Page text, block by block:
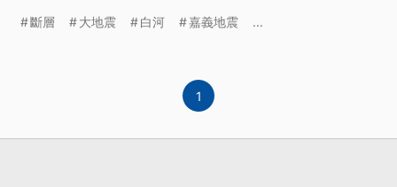
斷層 大地震 白河 嘉義地震 ...
1